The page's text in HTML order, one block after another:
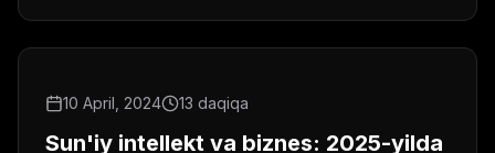
10 April, 2024 13 daqiqa
Sun'iy intellekt va biznes: 2025-yilda